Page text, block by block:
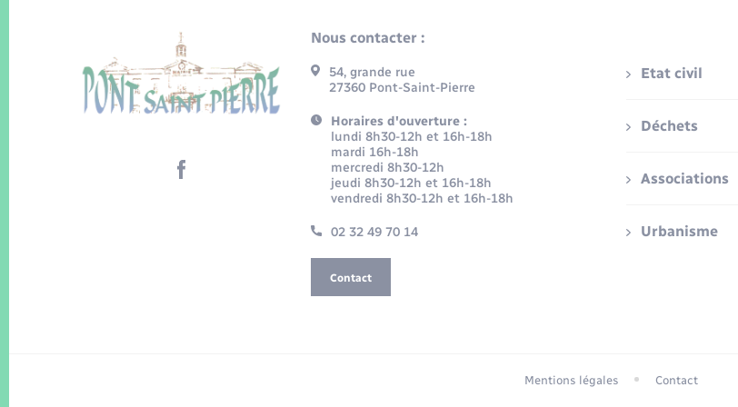
Nous contacter :
54, grande rue
27360 Pont-Saint-Pierre
Horaires d'ouverture :
lundi 8h30-12h et 16h-18h
mardi 16h-18h
mercredi 8h30-12h
jeudi 8h30-12h et 16h-18h
vendredi 8h30-12h et 16h-18h
02 32 49 70 14
Contact
Etat civil
Déchets
Associations
Urbanisme
Mentions légales Contact